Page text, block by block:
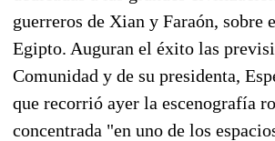
guerreros de Xian y Faraón, sobre
Egipto. Auguran el éxito las
Comunidad y de su presidenta,
que recorrió ayer la escenografía
concentrada "en uno de los